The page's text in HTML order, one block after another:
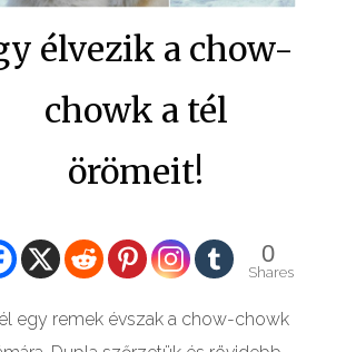
élvezik a chow-
chowk a tél
örömeit!
0
Shares
egy remek évszak a chow-chowk